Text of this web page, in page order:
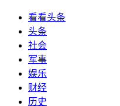
看看头条
头条
社会
军事
娱乐
财经
历史